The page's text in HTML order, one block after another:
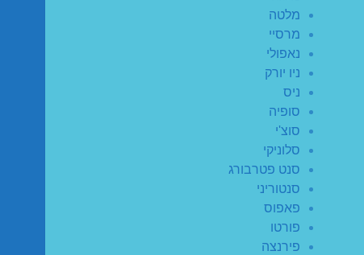
מלטה
מרסיי
נאפולי
ניו יורק
ניס
סופיה
סוצ'י
סלוניקי
סנט פטרבורג
סנטוריני
פאפוס
פורטו
פירנצה